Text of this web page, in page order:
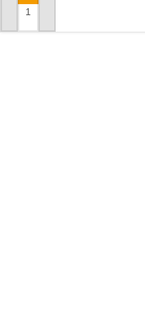
ADICIONAR AO CARRINHO